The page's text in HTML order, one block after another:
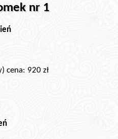
nr 1
cena: 920 zł